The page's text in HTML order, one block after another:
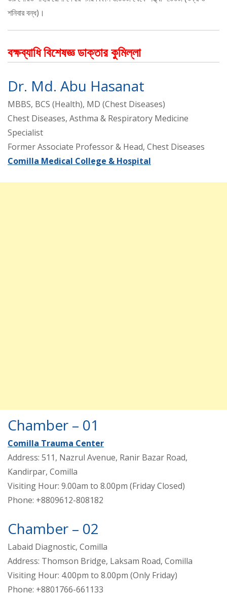
শনিবার বন্ধ)।
বক্ষব্যাধি বিশেষজ্ঞ ডাক্তার কুমিল্লা
Dr. Md. Abu Hasanat
MBBS, BCS (Health), MD (Chest Diseases)
Chest Diseases, Asthma & Respiratory Medicine
Specialist
Former Associate Professor & Head, Chest Diseases
Comilla Medical College & Hospital
Chamber – 01
Comilla Trauma Center
Address: 511, Nazrul Avenue, Ranir Bazar Road,
Kandirpar, Comilla
Visiting Hour: 9.00am to 8.00pm (Friday Closed)
Phone: +8809612-808182
Chamber – 02
Labaid Diagnostic, Comilla
Address: Thomson Bridge, Laksam Road, Comilla
Visiting Hour: 4.00pm to 8.00pm (Only Friday)
Phone: +8801766-661133